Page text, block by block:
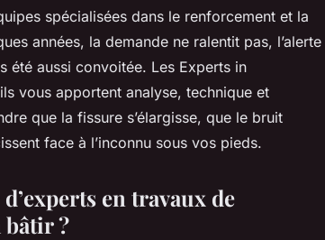
spécialisées dans le renforcement et la
années, la demande ne ralentit pas, l’alerte
été aussi convoitée. Les Experts in
vous apportent analyse, technique et
que la fissure s’élargisse, que le bruit
face à l’inconnu sous vos pieds.
en travaux de
bâtir ?